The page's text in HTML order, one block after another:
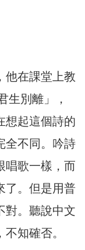
他在課堂上教
生別離」，
想起這個詩的
全不同。吟詩
唱歌一樣，而
了。但是用普
對。聽說中文
知確否。